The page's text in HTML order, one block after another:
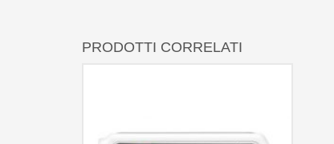
PRODOTTI CORRELATI